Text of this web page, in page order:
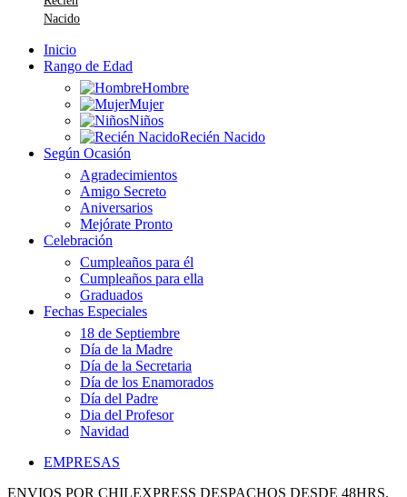
Nacido
Inicio
Rango de Edad
Hombre
Mujer
Niños
Recién Nacido
Según Ocasión
Agradecimientos
Amigo Secreto
Aniversarios
Mejórate Pronto
Celebración
Cumpleaños para él
Cumpleaños para ella
Graduados
Fechas Especiales
18 de Septiembre
Día de la Madre
Día de la Secretaria
Día de los Enamorados
Día del Padre
Dia del Profesor
Navidad
EMPRESAS
ENVIOS POR CHILEXPRESS DESPACHOS DESDE 48HRS.